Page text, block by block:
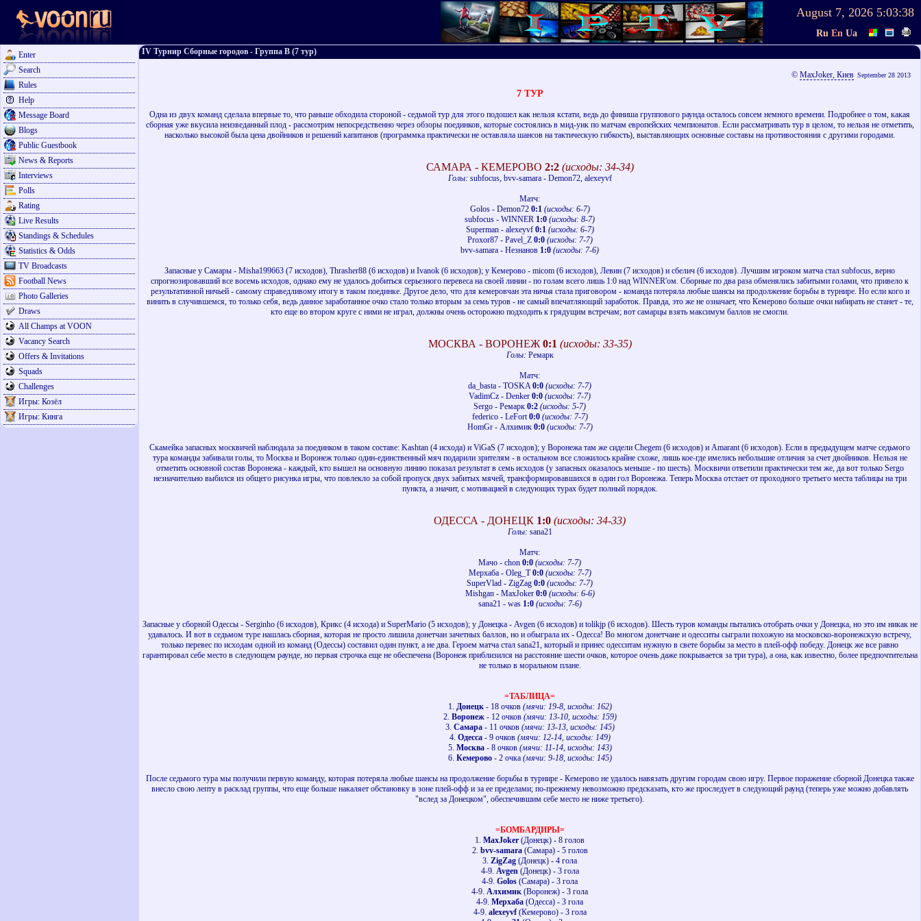
August 7, 2026 5:03:38
Ru En Ua
Enter
Search
Rules
Help
Message Board
Blogs
Public Guestbook
News & Reports
Interviews
Polls
Rating
Live Results
Standings & Schedules
Statistics & Odds
TV Broadcasts
Football News
Photo Galleries
Draws
All Champs at VOON
Vacancy Search
Offers & Invitations
Squads
Challenges
Игры: Козёл
Игры: Кинга
IV Турнир Сборные городов - Группа В (7 тур)
© MaxJoker, Киев September 28 2013
7 ТУР
Одна из двух команд сделала впервые то, что раньше обходила стороной - седьмой тур для этого подошел как нельзя кстати, ведь до финиша группового раунда осталось совсем немного времени. Подробнее о том, какая
сборная уже вкусила неизведанный плод - рассмотрим непосредственно через обзоры поединков, которые состоялись в мид-уик по матчам европейских чемпионатов. Если рассматривать тур в целом, то нельзя не отметить,
насколько высокой была цена двойников и решений капитанов (программка практически не оставляла шансов на тактическую гибкость), выставляющих основные составы на противостояния с другими городами.
САМАРА - КЕМЕРОВО 2:2 (исходы: 34-34)
Голы: subfocus, bvv-samara - Demon72, alexeyvf
Матч:
Golos - Demon72 0:1(исходы: 6-7)
subfocus - WINNER 1:0 (исходы: 8-7)
Superman - alexeyvf 0:1 (исходы: 6-7)
Proxor87 - Pavel_Z 0:0 (исходы: 7-7)
bvv-samara - Незнанов 1:0 (исходы: 7-6)
Запасные у Самары - Misha199663 (7 исходов), Thrasher88 (6 исходов) и Ivanok (6 исходов); у Кемерово - micom (6 исходов), Левин (7 исходов) и сбелич (6 исходов). Лучшим игроком матча стал subfocus, верно
спрогнозировавший все восемь исходов, однако ему не удалось добиться серьезного перевеса на своей линии - по голам всего лишь 1:0 над WINNER'ом. Сборные по два раза обменялись забитыми голами, что привело к
результативной ничьей - самому справедливому итогу в таком поединке. Другое дело, что для кемеровчан эта ничья стала приговором - команда потеряла любые шансы на продолжение борьбы в турнире. Но если кого и
винить в случившемся, то только себя, ведь данное заработанное очко стало только вторым за семь туров - не самый впечатляющий заработок. Правда, это же не означает, что Кемерово больше очки набирать не станет - те,
кто еще во втором круге с ними не играл, должны очень осторожно подходить к грядущим встречам; вот самарцы взять максимум баллов не смогли.
МОСКВА - ВОРОНЕЖ 0:1 (исходы: 33-35)
Голы: Ремарк
Матч:
da_basta - TOSKA0:0 (исходы: 7-7)
VadimCz - Denker 0:0 (исходы: 7-7)
Sergo - Ремарк 0:2 (исходы: 5-7)
federico - LeFort0:0 (исходы: 7-7)
HomGr - Алхимик 0:0 (исходы: 7-7)
Скамейка запасных москвичей наблюдала за поединком в таком составе: Kashtan (4 исхода) и ViGaS (7 исходов); у Воронежа там же сидели Chegem (6 исходов) и Amarant (6 исходов). Если в предыдущем матче седьмого
тура команды забивали голы, то Москва и Воронеж только один-единственный мяч подарили зрителям - в остальном все сложилось крайне схоже, лишь кое-где имелись небольшие отличия за счет двойников. Нельзя не
отметить основной состав Воронежа - каждый, кто вышел на основную линию показал результат в семь исходов (у запасных оказалось меньше - по шесть). Москвичи ответили практически тем же, да вот только Sergo
незначительно выбился из общего рисунка игры, что повлекло за собой пропуск двух забитых мячей, трансформировавшихся в один гол Воронежа. Теперь Москва отстает от проходного третьего места таблицы на три
пункта, а значит, с мотивацией в следующих турах будет полный порядок.
ОДЕССА - ДОНЕЦК 1:0 (исходы: 34-33)
Голы: sana21
Матч:
Мачо - chon 0:0 (исходы: 7-7)
Мерхаба - Oleg_T0:0 (исходы: 7-7)
SuperVlad - ZigZag 0:0 (исходы: 7-7)
Mishgan - MaxJoker 0:0 (исходы: 6-6)
sana21 - was 1:0 (исходы: 7-6)
Запасные у сборной Одессы - Serginho (6 исходов), Крикс (4 исхода) и SuperMario (5 исходов); у Донецка - Avgen (6 исходов) и tolikjp (6 исходов). Шесть туров команды пытались отобрать очки у Донецка, но это им никак не
удавалось. И вот в седьмом туре нашлась сборная, которая не просто лишила донетчан зачетных баллов, но и обыграла их - Одесса! Во многом донетчане и одесситы сыграли похожую на московско-воронежскую встречу,
только перевес по исходам одной из команд (Одессы) составил один пункт, а не два. Героем матча стал sana21, который и принес одесситам нужную в свете борьбы за место в плей-офф победу. Донецк же все равно
гарантировал себе место в следующем раунде, но первая строчка еще не обеспечена (Воронеж приблизился на расстояние шести очков, которое очень даже покрывается за три тура), а она, как известно, более предпочтительна
не только в моральном плане.
=ТАБЛИЦА=
1. Донецк- 18 очков(мячи: 19-8, исходы: 162)
2. Воронеж- 12 очков(мячи: 13-10, исходы: 159)
3. Самара- 11 очков(мячи: 13-13, исходы: 145)
4. Одесса- 9 очков(мячи: 12-14, исходы: 149)
5. Москва- 8 очков(мячи: 11-14, исходы: 143)
6. Кемерово- 2 очка (мячи: 9-18, исходы: 145)
После седьмого тура мы получили первую команду, которая потеряла любые шансы на продолжение борьбы в турнире - Кемерово не удалось навязать другим городам свою игру. Первое поражение сборной Донецка также
внесло свою лепту в расклад группы, что еще больше накаляет обстановку в зоне плей-офф и за ее пределами; по-прежнему невозможно предсказать, кто же проследует в следующий раунд (теперь уже можно добавлять
"вслед за Донецком", обеспечившим себе место не ниже третьего).
=БОМБАРДИРЫ=
1. MaxJoker (Донецк) - 8 голов
2. bvv-samara(Самара) - 5 голов
3. ZigZag (Донецк) - 4 гола
4-9. Avgen(Донецк) - 3 гола
4-9. Golos (Самара) - 3 гола
4-9. Алхимик (Воронеж) - 3 гола
4-9. Мерхаба (Одесса) - 3 гола
4-9. alexeyvf(Кемерово) - 3 гола